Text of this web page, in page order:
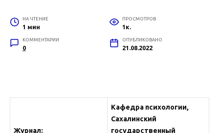
НА ЧТЕНИЕ
1 мин
ПРОСМОТРОВ
1к.
КОММЕНТАРИИ
0
ОПУБЛИКОВАНО
21.08.2022
Журнал:
Кафедра психологии,
Сахалинский
государственный